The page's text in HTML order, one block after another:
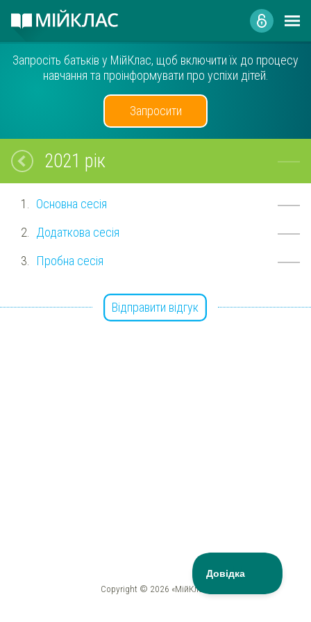
Запросіть батьків у МійКлас, щоб включити їх до процесу
навчання та проінформувати про успіхи дітей.
Запросити
2021 рік
Основна сесія
Додаткова сесія
Пробна сесія
Відправити відгук
Copyright © 2026 «МійКлас»